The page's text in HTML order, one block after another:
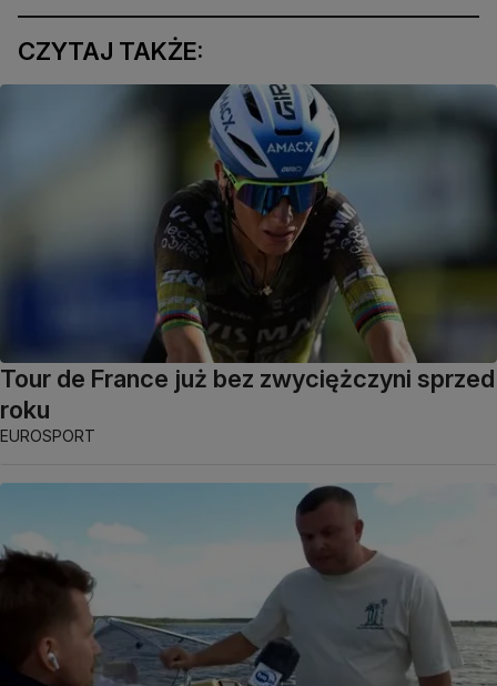
CZYTAJ TAKŻE:
Tour de France już bez zwyciężczyni sprzed
roku
EUROSPORT